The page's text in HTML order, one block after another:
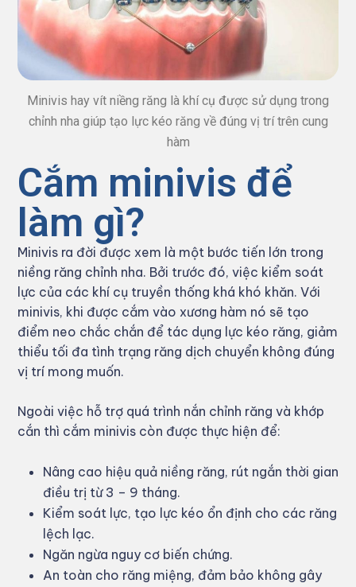
Minivis hay vít niềng răng là khí cụ được sử dụng trong
chỉnh nha giúp tạo lực kéo răng về đúng vị trí trên cung
hàm
Cắm minivis để
làm gì?
Minivis ra đời được xem là một bước tiến lớn trong
niềng răng chỉnh nha. Bởi trước đó, việc kiểm soát
lực của các khí cụ truyền thống khá khó khăn. Với
minivis, khi được cắm vào xương hàm nó sẽ tạo
điểm neo chắc chắn để tác dụng lực kéo răng, giảm
thiểu tối đa tình trạng răng dịch chuyển không đúng
vị trí mong muốn.
Ngoài việc hỗ trợ quá trình nắn chỉnh răng và khớp
cắn thì cắm minivis còn được thực hiện để:
Nâng cao hiệu quả niềng răng, rút ngắn thời gian
điều trị từ 3 – 9 tháng.
Kiểm soát lực, tạo lực kéo ổn định cho các răng
lệch lạc.
Ngăn ngừa nguy cơ biến chứng.
An toàn cho răng miệng, đảm bảo không gây